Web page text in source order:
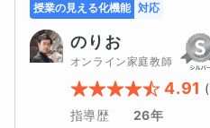
授業の見える化機能 対応
のりお
オンライン家庭教師
4.91 (
指導歴
26年